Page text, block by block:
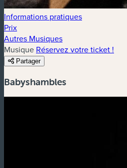
Informations pratiques
Prix
Autres Musiques
Musique Réservez votre ticket !
Partager
Babyshambles